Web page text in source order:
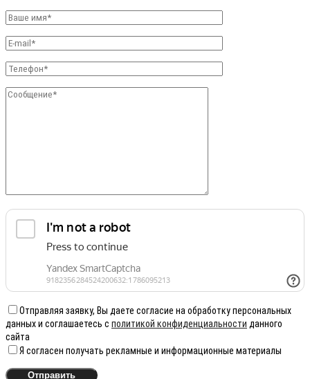
Отправляя заявку, Вы даете согласие на обработку персональных
данных и соглашаетесь с политикой конфиденциальности данного
сайта
Я согласен получать рекламные и информационные материалы